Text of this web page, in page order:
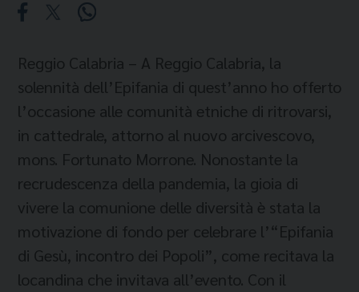
Reggio Calabria – A Reggio Calabria, la
solennità dell’Epifania di quest’anno ho offerto
l’occasione alle comunità etniche di ritrovarsi,
in cattedrale, attorno al nuovo arcivescovo,
mons. Fortunato Morrone. Nonostante la
recrudescenza della pandemia, la gioia di
vivere la comunione delle diversità è stata la
motivazione di fondo per celebrare l’“Epifania
di Gesù, incontro dei Popoli”, come recitava la
locandina che invitava all’evento. Con il